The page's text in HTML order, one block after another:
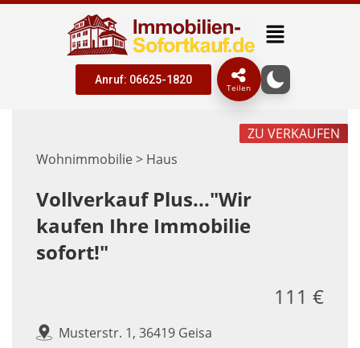
Anruf: 06625-1820
Teilen
Wohnimmobilie > Haus
ZU VERKAUFEN
Vollverkauf Plus..."Wir
kaufen Ihre Immobilie
sofort!"
Musterstr. 1, 36419 Geisa
111 €